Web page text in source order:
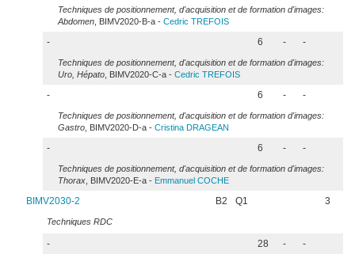
Techniques de positionnement, d'acquisition et de formation d'images:
Abdomen , BIMV2020-B-a - Cedric TREFOIS
- 6 - -
Techniques de positionnement, d'acquisition et de formation d'images:
Uro, Hépato , BIMV2020-C-a - Cedric TREFOIS
- 6 - -
Techniques de positionnement, d'acquisition et de formation d'images:
Gastro , BIMV2020-D-a - Cristina DRAGEAN
- 6 - -
Techniques de positionnement, d'acquisition et de formation d'images:
Thorax , BIMV2020-E-a - Emmanuel COCHE
BIMV2030-2 B2 Q1 3
Techniques RDC
- 28 - -